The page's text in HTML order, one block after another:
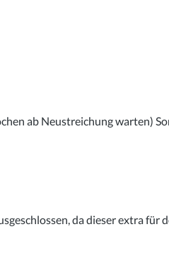
ab Neustreichung warten)
da dieser extra für